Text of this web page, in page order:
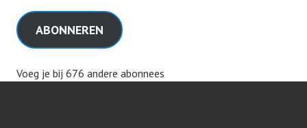
ABONNEREN
Voeg je bij 676 andere abonnees